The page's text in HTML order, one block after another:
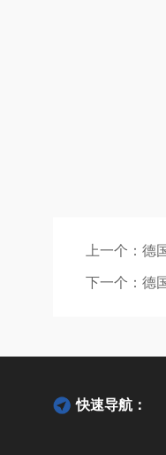
上一个： 德
下一个： 德
快速导航：